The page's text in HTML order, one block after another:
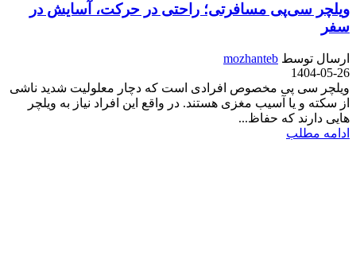
ویلچر سی‌پی مسافرتی؛ راحتی در حرکت، آسایش در
سفر
ارسال توسط mozhanteb
1404-05-26
ویلچر سی پی مخصوص افرادی است که دچار معلولیت شدید ناشی
از سکته و یا آسیب مغزی هستند. در واقع این افراد نیاز به ویلچر
هایی دارند که حفاظ...
ادامه مطلب